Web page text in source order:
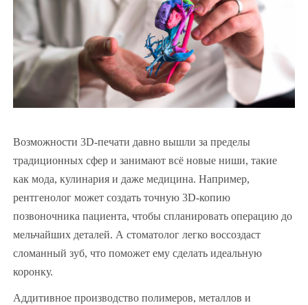
Возможности 3D-печати давно вышли за пределы
традиционных сфер и занимают всё новые ниши, такие
как мода, кулинария и даже медицина. Например,
рентгенолог может создать точную 3D-копию
позвоночника пациента, чтобы спланировать операцию до
мельчайших деталей. А стоматолог легко воссоздаст
сломанный зуб, что поможет ему сделать идеальную
коронку.
Аддитивное производство полимеров, металлов и